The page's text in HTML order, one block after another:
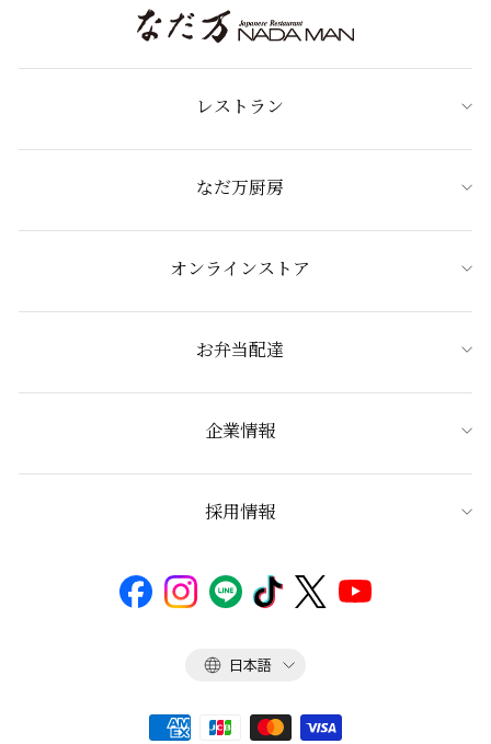
レストラン
なだ万厨房
オンラインストア
お弁当配達
企業情報
採用情報
言
日本語